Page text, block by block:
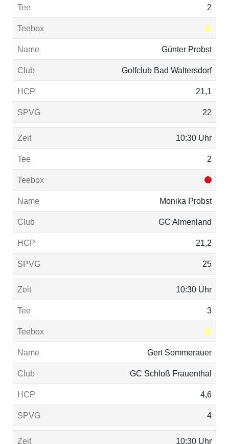
2
Günter Probst
Golfclub Bad Waltersdorf
21,1
22
10:30 Uhr
2
Monika Probst
GC Almenland
21,2
25
10:30 Uhr
3
Gert Sommerauer
GC Schloß Frauenthal
4,6
4
10:30 Uhr